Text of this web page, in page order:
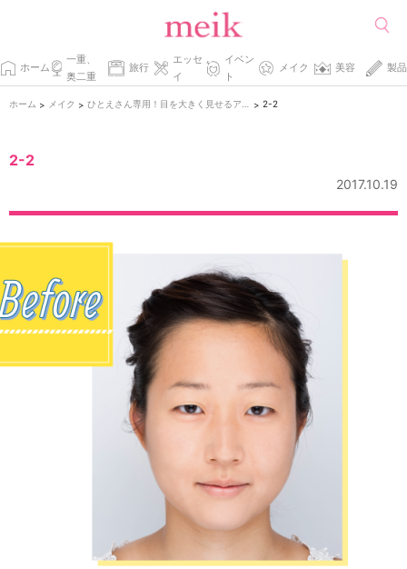
ホーム
一重、
奥二重
旅行
エッセ
イ
イベン
ト
メイク 美容 製品
ホーム > メイク > > 2-2
2-2
2017.10.19